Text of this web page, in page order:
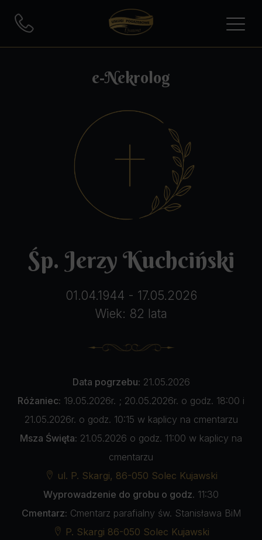
e-Nekrolog
Śp. Jerzy Kuchciński
01.04.1944 - 17.05.2026
Wiek: 82 lata
Data pogrzebu: 21.05.2026
Różaniec: 19.05.2026r. ; 20.05.2026r. o godz. 18:00 i
21.05.2026r. o godz. 10:15 w kaplicy na cmentarzu
Msza Święta: 21.05.2026 o godz. 11:00 w kaplicy na
cmentarzu
ul. P. Skargi, 86-050 Solec Kujawski
Wyprowadzenie do grobu o godz. 11:30
Cmentarz: Cmentarz parafialny św. Stanisława BiM
P. Skargi 86-050 Solec Kujawski